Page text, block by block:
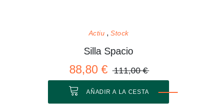
Actiu Stock
Silla Spacio
88,80 € 111,00 €
AÑADIR A LA CESTA